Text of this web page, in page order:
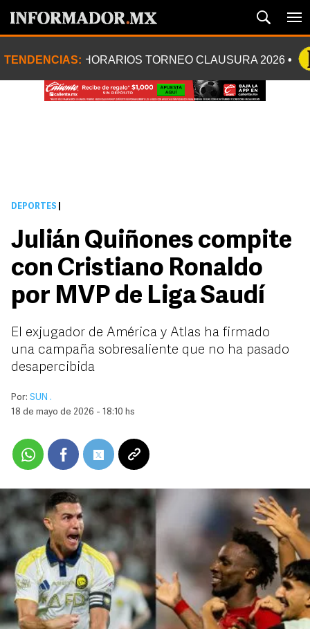
TENDENCIAS: HORARIOS TORNEO CLAUSURA 2026
DEPORTES
Julián Quiñones compite
con Cristiano Ronaldo
por MVP de Liga Saudí
El exjugador de América y Atlas ha firmado
una campaña sobresaliente que no ha pasado
desapercibida
Por: SUN .
18 de mayo de 2026 - 18:10 hs